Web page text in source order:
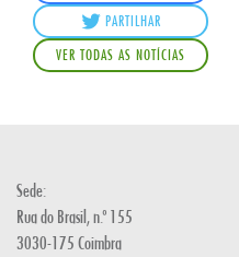
PARTILHAR
VER TODAS AS NOTÍCIAS
Sede:
Rua do Brasil, n.º 155
3030-175 Coimbra